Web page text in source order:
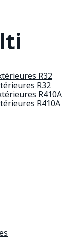
R32
R32
R410A
R410A